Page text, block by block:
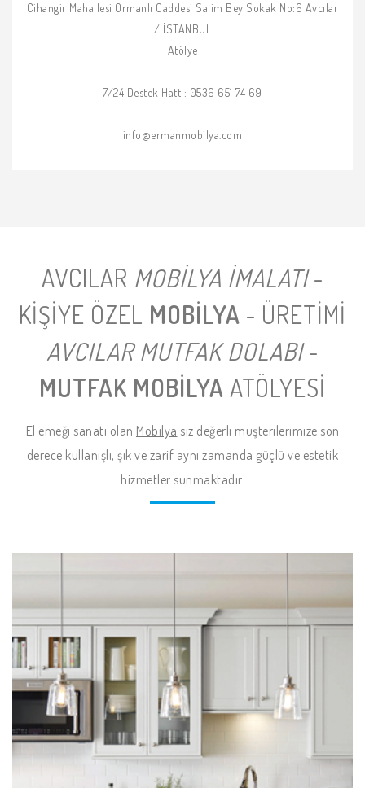
Cihangir Mahallesi Ormanlı Caddesi Salim Bey Sokak No:6 Avcılar
/ İSTANBUL
Atölye
7/24 Destek Hattı: 0536 651 74 69
info@ermanmobilya.com
AVCILAR MOBILYA İMALATI-
KIŞIYE ÖZEL MOBILYA - ÜRETIMI
AVCILAR MUTFAK DOLABI-
MUTFAK MOBILYA ATÖLYESI
El emeği sanatı olan Mobilya siz değerli müşterilerimize son
derece kullanışlı, şık ve zarif aynı zamanda güçlü ve estetik
hizmetler sunmaktadır.